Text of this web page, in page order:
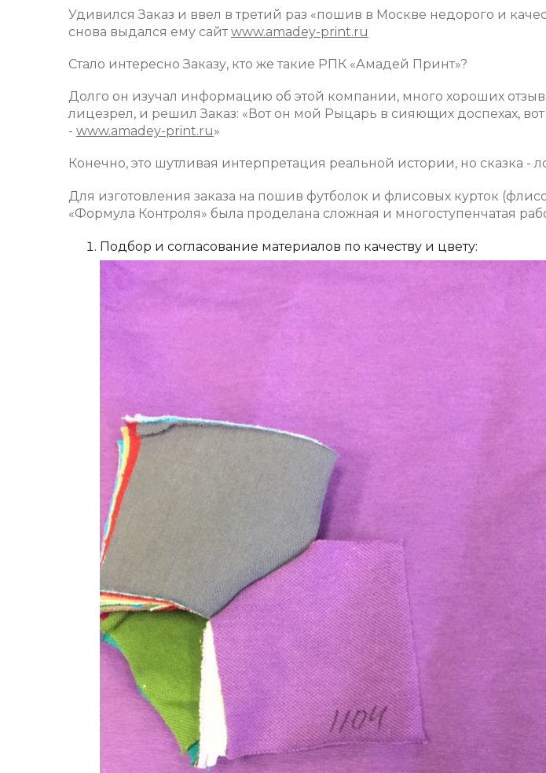
Удивился Заказ и ввел в третий раз «пошив в Москве недорого и
снова выдался ему сайт www.amadey-print.ru
Стало интересно Заказу, кто же такие РПК «Амадей Принт»?
Долго он изучал информацию об этой компании, много хороших
лицезрел, и решил Заказ: «Вот он мой Рыцарь в сияющих доспехах,
- www.amadey-print.ru»
Конечно, это шутливая интерпретация реальной истории, но сказка -
Для изготовления заказа на пошив футболок и флисовых курток
«Формула Контроля» была проделана сложная и многоступенчатая
Подбор и согласование материалов по качеству и цвету: